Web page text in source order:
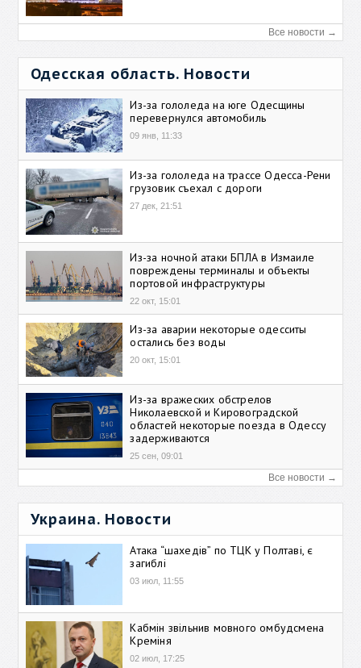
Все новости →
Одесская область. Новости
Из-за гололеда на юге Одесщины
перевернулся автомобиль
09 янв, 11:33
Из-за гололеда на трассе Одесса-Рени
грузовик съехал с дороги
27 дек, 21:51
Из-за ночной атаки БПЛА в Измаиле
повреждены терминалы и объекты
портовой инфраструктуры
22 окт, 15:01
Из-за аварии некоторые одесситы
остались без воды
20 окт, 15:01
Из-за вражеских обстрелов
Николаевской и Кировоградской
областей некоторые поезда в Одессу
задерживаются
25 сен, 09:01
Все новости →
Украина. Новости
Атака “шахедів” по ТЦК у Полтаві, є
загиблі
03 июл, 11:55
Кабмін звільнив мовного омбудсмена
Креміня
02 июл, 17:25